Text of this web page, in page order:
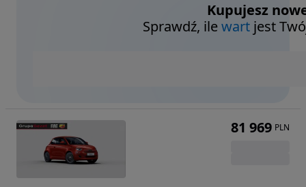
Kupujesz
Sprawdź, ilewart jest
81 969 PLN